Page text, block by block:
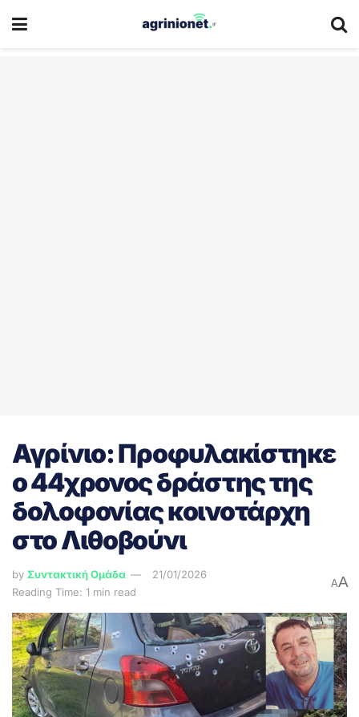
Αγρίνιο: Προφυλακίστηκε
ο 44χρονος δράστης της
δολοφονίας κοινοτάρχη
στο Λιθοβούνι
by Συντακτική Ομάδα
21/01/2026
Reading Time: 1 min read
AA